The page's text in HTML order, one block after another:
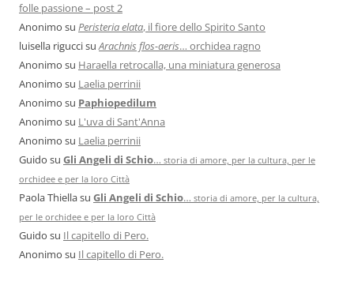
folle passione – post 2
Anonimo su Peristeria elata, il fiore dello Spirito Santo
luisella riguccisuArachnis flos-aeris… orchidea ragno
Anonimo su Haraella retrocalla, una miniatura generosa
Anonimo su Laelia perrinii
Anonimo su Paphiopedilum
Anonimo su L'uva di Sant'Anna
Anonimo su Laelia perrinii
Guido su Gli Angeli di Schio… storia di amore, per la cultura, per le
orchidee e per la loro Città
Paola Thiellasu Gli Angeli di Schio… storia di amore, per la cultura,
per le orchidee e per la loro Città
Guido su Il capitello di Pero.
Anonimo su Il capitello di Pero.